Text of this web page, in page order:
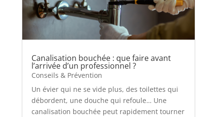
Canalisation bouchée : que faire avant
l’arrivée d’un professionnel ?
Conseils & Prévention
Un évier qui ne se vide plus, des toilettes qui
débordent, une douche qui refoule… Une
canalisation bouchée peut rapidement tourner